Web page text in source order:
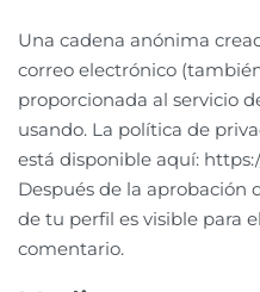
Una cadena anónima
correo electrónico
proporcionada al servicio
usando. La política de
está disponible aquí:
Después de la aprobación
de tu perfil es visible para
comentario.